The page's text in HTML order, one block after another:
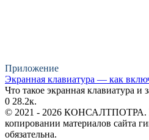
Приложение
Экранная клавиатура — как
Что такое экранная клавиатура и
0 28.2к.
© 2021 - 2026 КОНСАЛТПОТРА.
копировании материалов сайта
обязательна.